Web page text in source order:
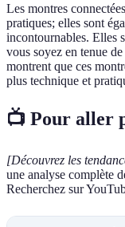
Les montres
pratiques; elles sont
incontournables. Elles
vous soyez en tenue
montrent que ces
plus technique et
📺 Pour aller
[Découvrez les
une analyse complète
Recherchez sur